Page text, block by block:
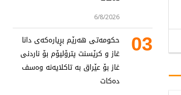
6/8/2026
03
حکومەتی هەرێم بڕیارەکەی دانا
غاز و کرێسنت پترۆلیۆم بۆ ناردنی
غاز بۆ عێراق بە تاکلایەنە وەسف
دەکات